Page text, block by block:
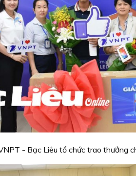
- Bạc Liêu tổ chức trao thưởng